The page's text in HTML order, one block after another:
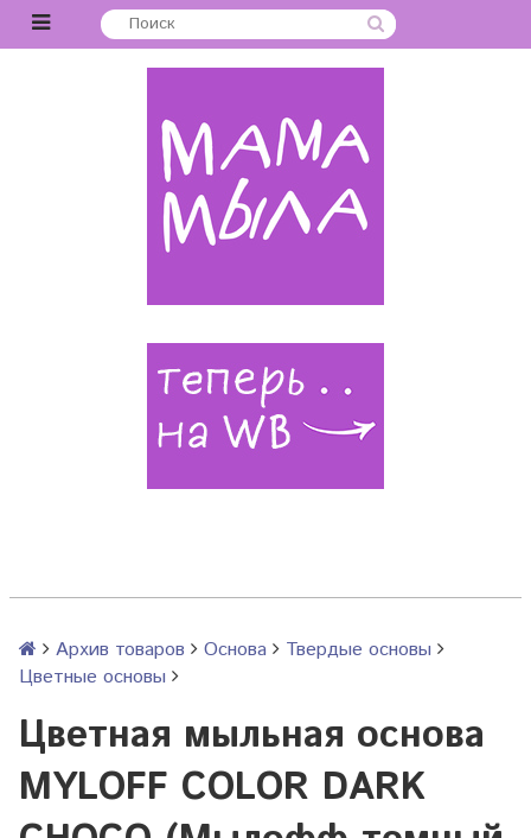
Архив товаров Основа
Твердые основы
Цветные основы
Цветная мыльная основа
MYLOFF COLOR DARK